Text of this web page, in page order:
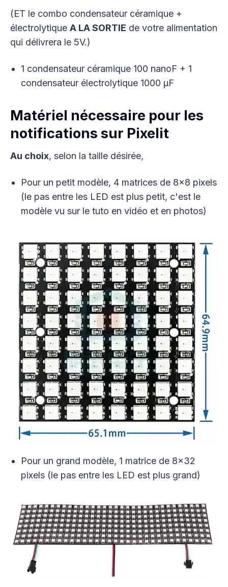
(ET le combo condensateur céramique +
électrolytique A LA SORTIE de votre alimentation
qui délivrera le 5V.)
1 condensateur céramique 100 nanoF + 1
condensateur électrolytique 1000 µF
Matériel nécessaire pour les
notifications sur Pixelit
Au choix, selon la taille désirée,
Pour un petit modèle, 4 matrices de 8x8 pixels
(le pas entre les LED est plus petit, c'est le
modèle vu sur le tuto en vidéo et en photos)
Pour un grand modèle, 1 matrice de 8x32
pixels (le pas entre les LED est plus grand)